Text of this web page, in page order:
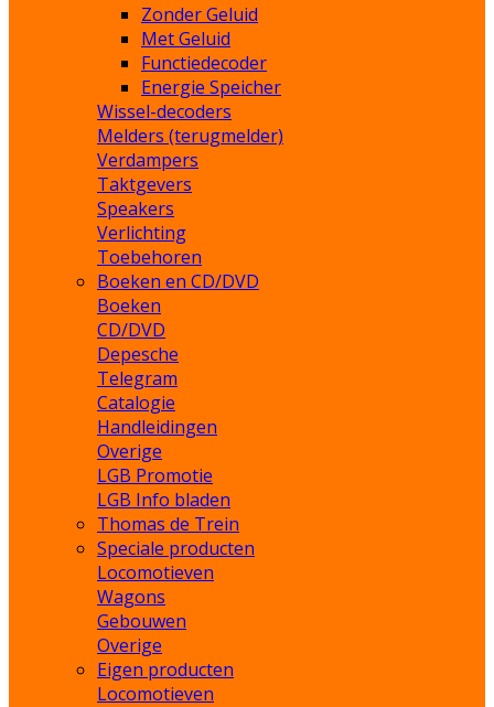
Zonder Geluid
Met Geluid
Functiedecoder
Energie Speicher
Wissel-decoders
Melders (terugmelder)
Verdampers
Taktgevers
Speakers
Verlichting
Toebehoren
Boeken en CD/DVD
Boeken
CD/DVD
Depesche
Telegram
Catalogie
Handleidingen
Overige
LGB Promotie
LGB Info bladen
Thomas de Trein
Speciale producten
Locomotieven
Wagons
Gebouwen
Overige
Eigen producten
Locomotieven